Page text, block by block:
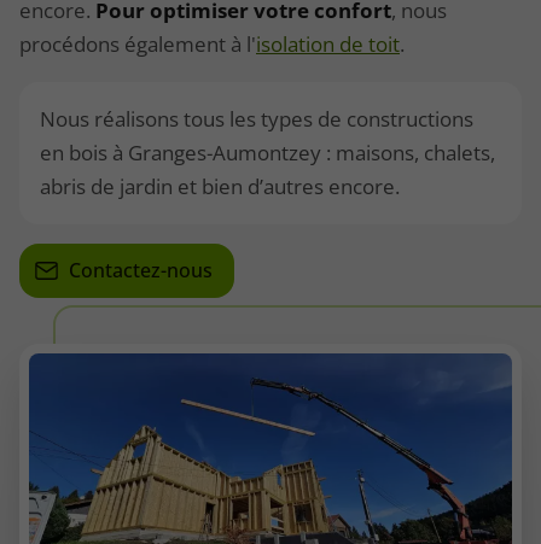
encore. Pour optimiser votre confort, nous
procédons également à l'isolation de toit.
Nous réalisons tous les types de constructions
en bois à Granges-Aumontzey : maisons, chalets,
abris de jardin et bien d’autres encore.
Contactez-nous